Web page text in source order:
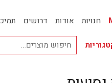
חנויות אודות דרושים